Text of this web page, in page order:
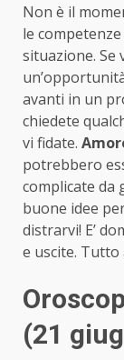
Non è il
le
situazione.
avanti in un
chiedete
vi fidate.
potrebbero
complicate da
buone idee
distrarvi! E’
e uscite. Tutto
(21